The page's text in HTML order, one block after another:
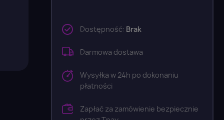
Dostępność: Brak
Darmowa dostawa
Wysyłka w 24h po dokonaniu
płatności
Zapłać za zamówienie bezpiecznie